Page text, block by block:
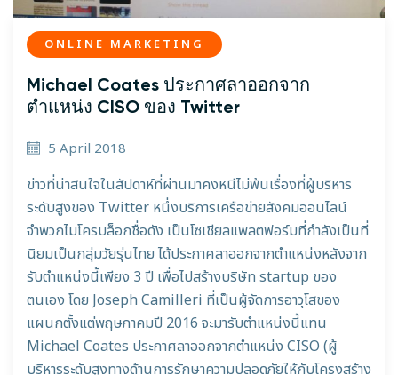
ONLINE MARKETING
Michael Coates ประกาศลาออกจาก
ตำแหน่ง CISO ของ Twitter
5 April 2018
ข่าวที่น่าสนใจในสัปดาห์ที่ผ่านมาคงหนีไม่พ้นเรื่องที่ผู้บริหาร
ระดับสูงของ Twitter หนึ่งบริการเครือข่ายสังคมออนไลน์
จำพวกไมโครบล็อกชื่อดัง เป็นโซเชียลแพลตฟอร์มที่กำลังเป็นที่
นิยมเป็นกลุ่มวัยรุ่นไทย ได้ประกาศลาออกจากตำแหน่งหลังจาก
รับตำแหน่งนี้เพียง 3 ปี เพื่อไปสร้างบริษัท startup ของ
ตนเอง โดย Joseph Camilleri ที่เป็นผู้จัดการอาวุโสของ
แผนกตั้งแต่พฤษภาคมปี 2016 จะมารับตำแหน่งนี้แทน
Michael Coates ประกาศลาออกจากตำแหน่ง CISO (ผู้
บริหารระดับสูงทางด้านการรักษาความปลอดภัยให้กับโครงสร้าง